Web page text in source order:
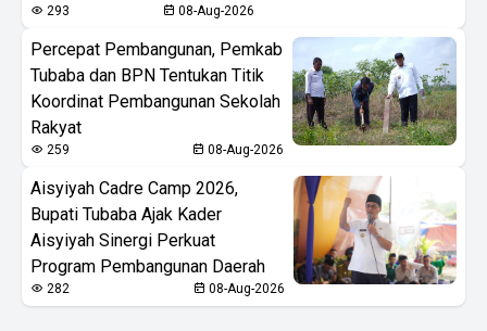
293 08-Aug-2026
Percepat Pembangunan, Pemkab
Tubaba dan BPN Tentukan Titik
Koordinat Pembangunan Sekolah
Rakyat
259 08-Aug-2026
Aisyiyah Cadre Camp 2026,
Bupati Tubaba Ajak Kader
Aisyiyah Sinergi Perkuat
Program Pembangunan Daerah
282 08-Aug-2026